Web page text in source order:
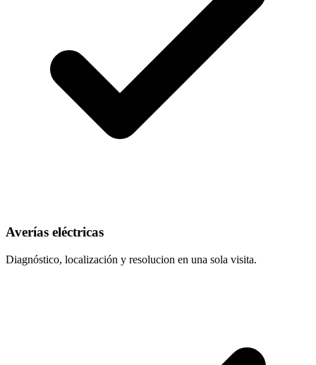
Averías eléctricas
Diagnóstico, localización y resolucion en una sola visita.